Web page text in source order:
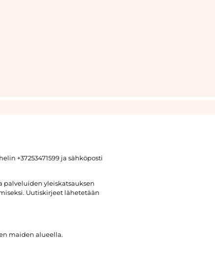
+37253471599 ja sähköposti
yleiskatsauksen
Uutiskirjeet lähetetään
maiden alueella.